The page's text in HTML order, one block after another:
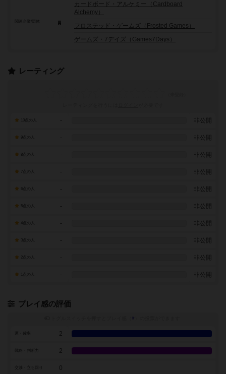
カードボード・アルケミー（Cardboard
Alchemy）
フロステッド・ゲームズ（Frosted Games）
ゲームズ・7デイズ（Games7Days）
レーティング
- 非公開
- 非公開
- 非公開
7点の人 - 非公開
- 非公開
- 非公開
- 非公開
- 非公開
- 非公開
- 非公開
プレイ感の評価
※
2
戦略・判断力 2
0